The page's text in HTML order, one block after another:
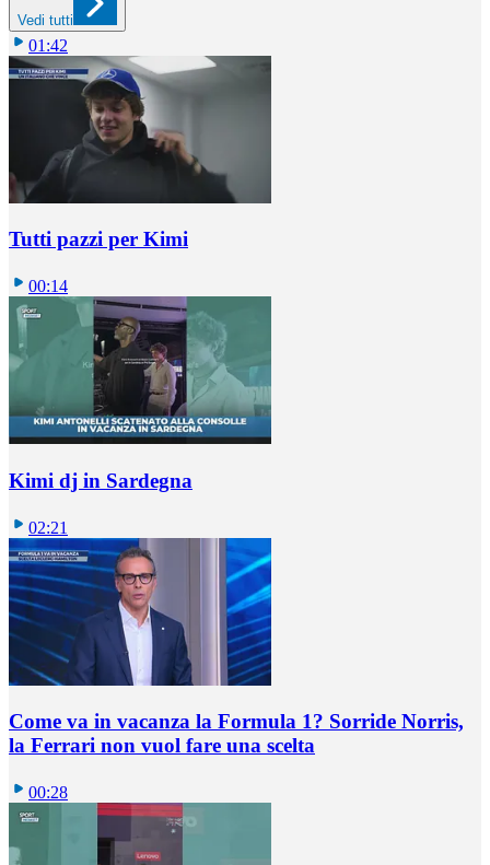
Vedi tutti
01:42
Tutti pazzi per Kimi
00:14
Kimi dj in Sardegna
02:21
Come va in vacanza la Formula 1? Sorride Norris,
la Ferrari non vuol fare una scelta
00:28